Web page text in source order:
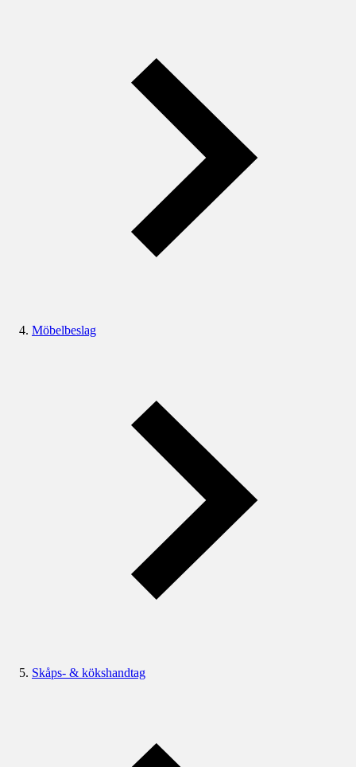
Möbelbeslag
Skåps- & kökshandtag